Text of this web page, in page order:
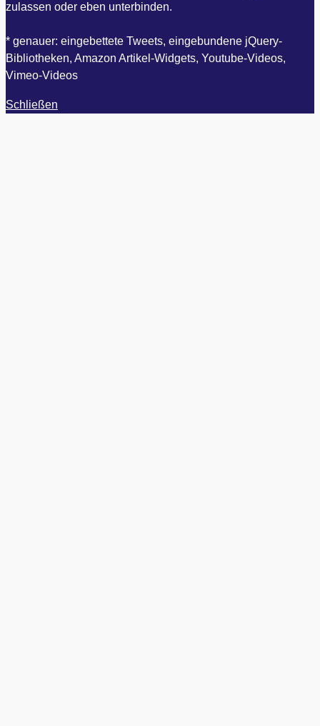
zulassen oder eben unterbinden.
* genauer: eingebettete Tweets, eingebundene jQuery-
Bibliotheken, Amazon Artikel-Widgets, Youtube-Videos,
Vimeo-Videos
Schließen